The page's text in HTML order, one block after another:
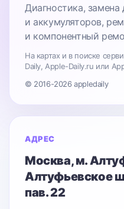
Диагностика, замена
и аккумуляторов,
и компонентный
На картах и в поиске
Daily, Apple-Daily.ru или
© 2016-2026 appledaily
АДРЕС
Москва, м.
Алтуфьевское
пав. 22